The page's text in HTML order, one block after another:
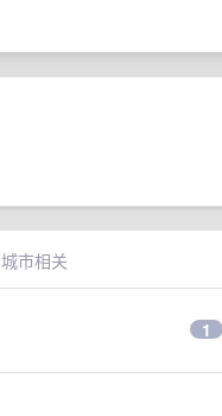
城市相关
1